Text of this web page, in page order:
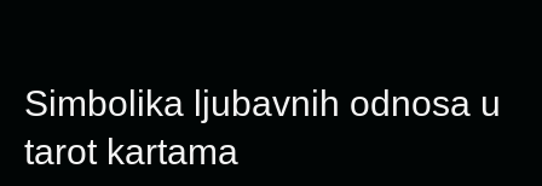
Simbolika ljubavnih odnosa u
tarot kartama